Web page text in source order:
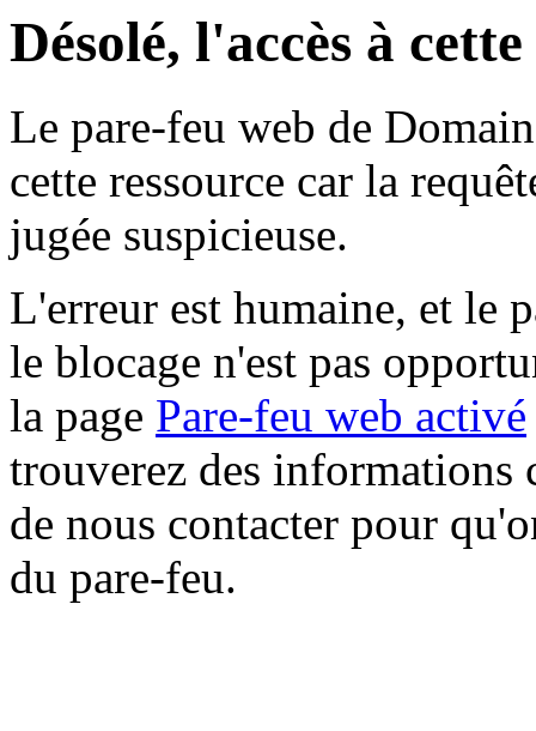
Désolé, l'accès à
Le pare-feu web de
cette ressource car la
jugée suspicieuse.
L'erreur est humaine, et le
le blocage n'est pas
la page Pare-feu web activé
trouverez des informations
de nous contacter pour
du pare-feu.